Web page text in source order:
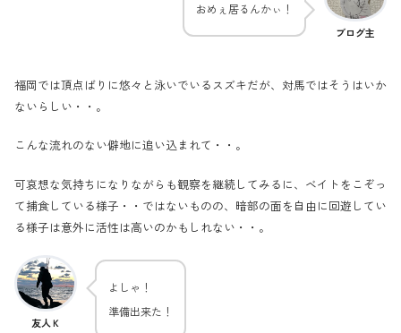
ブログ主
おめぇ居るんかぃ！
福岡では頂点ばりに悠々と泳いでいるスズキだが、対馬ではそうはいか
ないらしい・・。
こんな流れのない僻地に追い込まれて・・。
可哀想な気持ちになりながらも観察を継続してみるに、ベイトをこぞっ
て捕食している様子・・ではないものの、暗部の面を自由に回遊してい
る様子は意外に活性は高いのかもしれない・・。
友人Ｋ
よしゃ！
準備出来た！